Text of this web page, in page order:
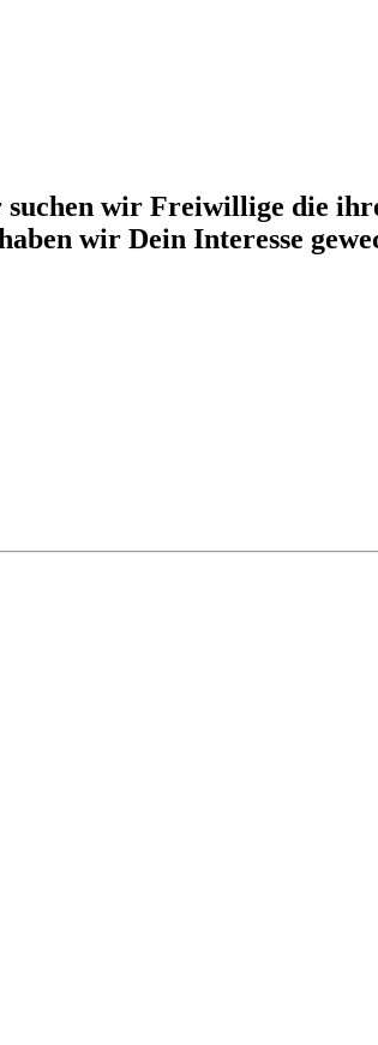
wir Freiwillige die
wir Dein Interesse